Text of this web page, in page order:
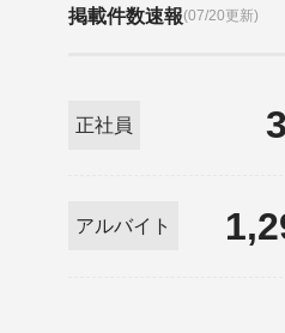
掲載件数速報(07/20更新)
正社員
アルバイト